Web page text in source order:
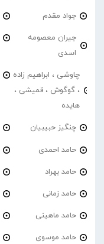
جواد مقدم
جیران معصومه
اسدی
چاوشی ، ابراهیم زاده
، گوگوش ، قمیشی ،
هایده
چنگیز حبیبیان
حامد احمدی
حامد بهراد
حامد زمانی
حامد ماهینی
حامد موسوی